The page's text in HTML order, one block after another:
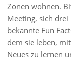
Zonen wohnen.
Meeting, sich
bekannte Fun
dem sie leben,
Neues zu lernen